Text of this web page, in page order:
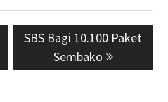
Next
SBS Bagi 10.100 Paket
Sembako